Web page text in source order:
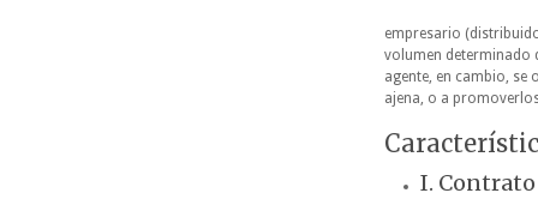
empresario
volumen determinado
agente, en cambio,
ajena, o a
I.